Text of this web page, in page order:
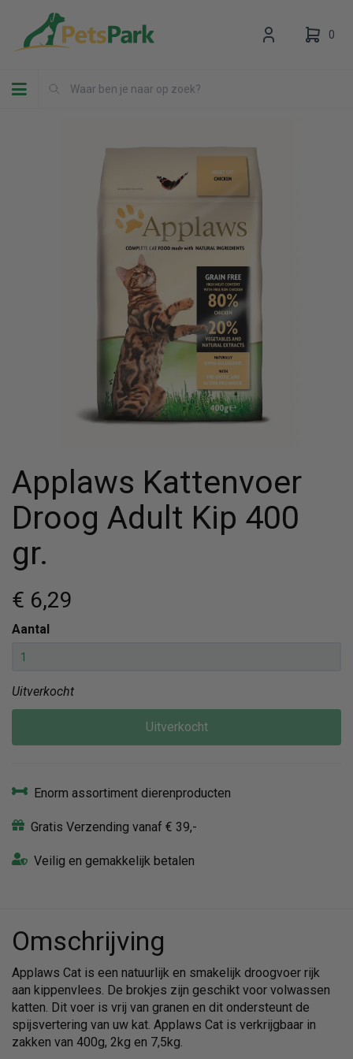
Toggle navigation
0
Uw winkelwagen is leeg.
Vul hem met producten.
Applaws Kattenvoer
Droog Adult Kip 400
gr.
€ 6,29
Aantal
Uitverkocht
Uitverkocht
Enorm assortiment dierenproducten
Gratis Verzending vanaf € 39,-
Veilig en gemakkelijk betalen
Omschrijving
Applaws Cat is een natuurlijk en smakelijk droogvoer rijk
aan kippenvlees. De brokjes zijn geschikt voor volwassen
katten. Dit voer is vrij van granen en dit ondersteunt de
spijsvertering van uw kat. Applaws Cat is verkrijgbaar in
zakken van 400g, 2kg en 7,5kg.